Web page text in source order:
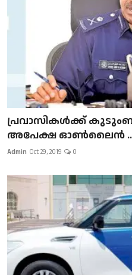
പ്രവാസികള്‍ക്ക് കുടുംബ
അപേക്ഷ ഓൺലൈൻ
Admin Oct 29, 2019 0